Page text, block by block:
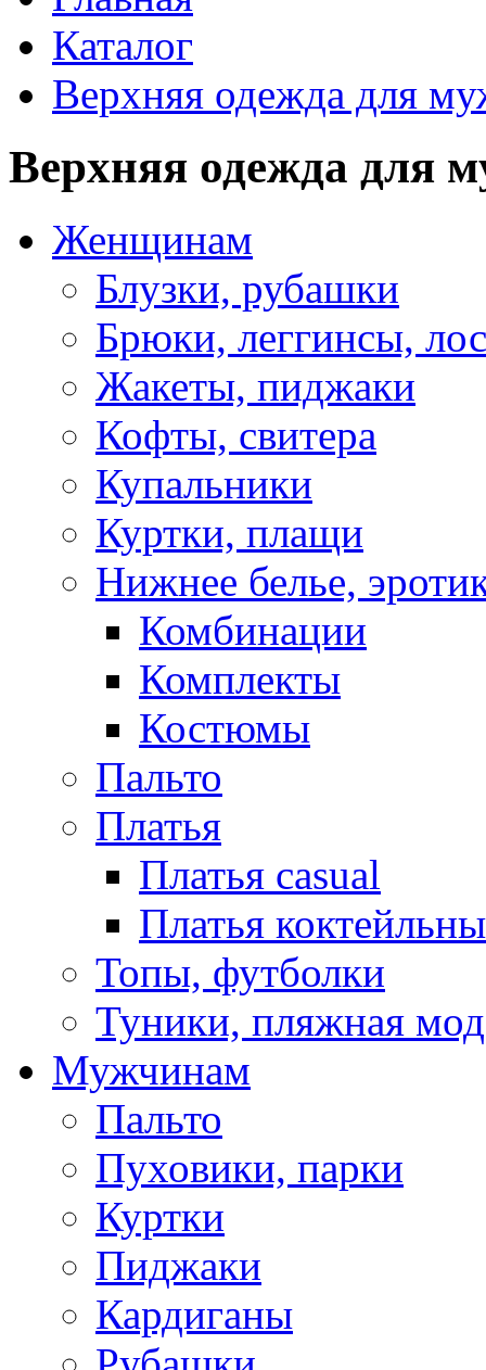
Каталог
Верхняя одежда для
Верхняя одежда для
Женщинам
Блузки, рубашки
Брюки, леггинсы,
Жакеты, пиджаки
Кофты, свитера
Купальники
Куртки, плащи
Нижнее белье,
Комбинации
Комплекты
Костюмы
Пальто
Платья
Платья casual
Платья
Топы, футболки
Туники, пляжная
Мужчинам
Пальто
Пуховики, парки
Куртки
Пиджаки
Кардиганы